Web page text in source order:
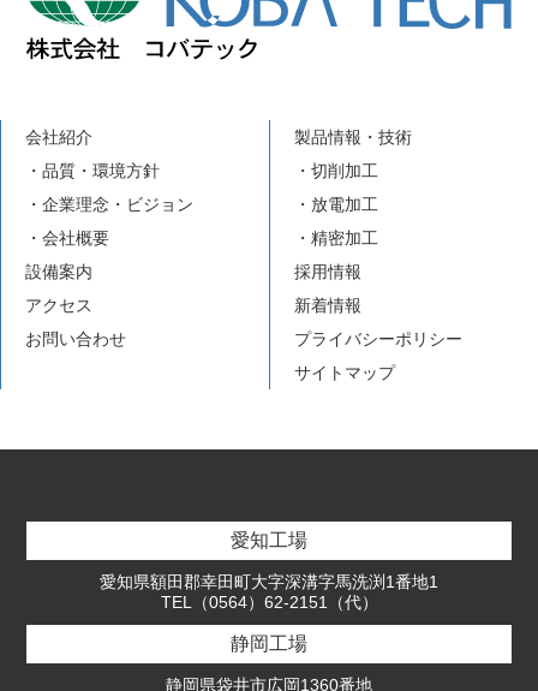
会社紹介
・品質・環境方針
・企業理念・ビジョン
・会社概要
製品情報・技術
・切削加工
・放電加工
・精密加工
設備案内
アクセス
お問い合わせ
採用情報
新着情報
プライバシーポリシー
サイトマップ
愛知工場
愛知県額田郡幸田町大字深溝字馬洗渕1番地1
TEL（0564）62-2151（代）
静岡工場
静岡県袋井市広岡1360番地